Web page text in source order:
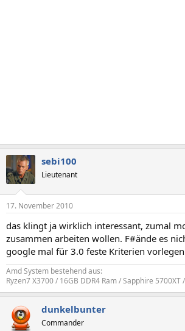
sebi100
Lieutenant
17. November 2010
das klingt ja wirklich interessant, zumal
zusammen arbeiten wollen. F#ände es
google mal für 3.0 feste Kriterien
Amd System bestehend aus:
Ryzen7 X3700 / 16GB DDR4 Ram / Sapphire 5700XT
dunkelbunter
Commander